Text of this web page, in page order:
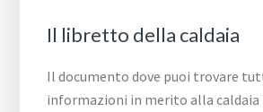
Il libretto della caldaia
Il documento dove puoi trovare
informazioni in merito alla caldaia